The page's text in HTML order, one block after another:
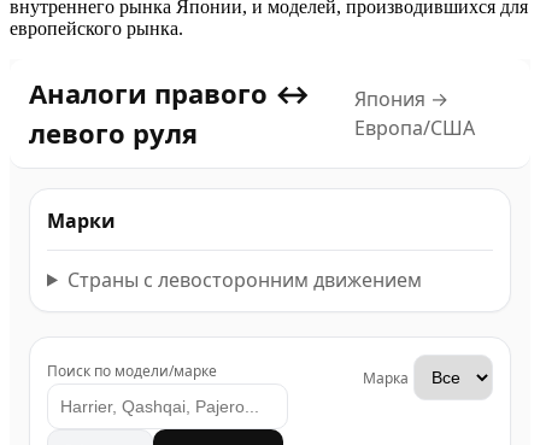
внутреннего рынка Японии, и моделей, производившихся для
европейского рынка.
Аналоги правого ↔
левого руля
Япония →
Европа/США
Марки
Страны с левосторонним движением
Поиск по модели/марке Марка